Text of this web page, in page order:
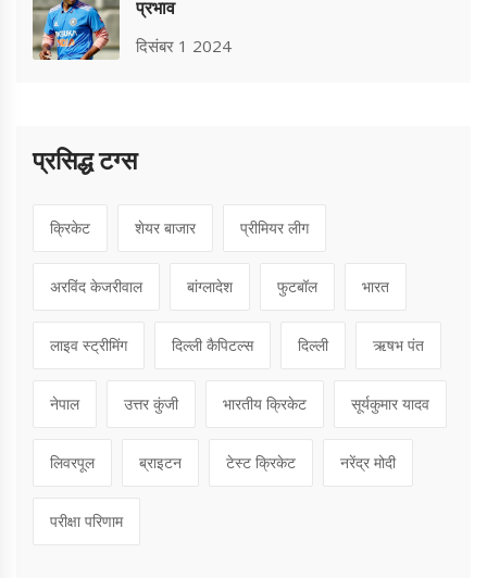
प्रभाव
दिसंबर 1 2024
प्रसिद्ध टग्स
क्रिकेट शेयर बाजार प्रीमियर लीग
अरविंद केजरीवाल बांग्लादेश फुटबॉल भारत
लाइव स्ट्रीमिंग दिल्ली कैपिटल्स दिल्ली ऋषभ पंत
नेपाल उत्तर कुंजी भारतीय क्रिकेट सूर्यकुमार यादव
लिवरपूल ब्राइटन टेस्ट क्रिकेट नरेंद्र मोदी
परीक्षा परिणाम